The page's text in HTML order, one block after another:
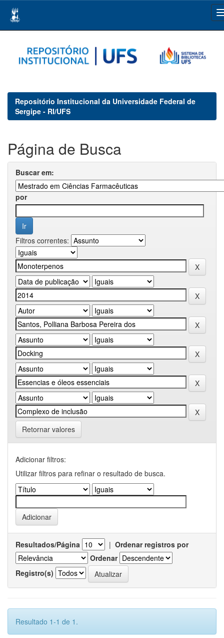
navigation
Repositório Institucional da Universidade Federal de
Sergipe - RI/UFS
Página de Busca
Buscar em:
por
Filtros correntes:
Retornar valores
Adicionar filtros:
Utilizar filtros para refinar o resultado de busca.
Resultados/Página | Ordenar registros por
Ordenar
Registro(s)
Resultado 1-1 de 1.